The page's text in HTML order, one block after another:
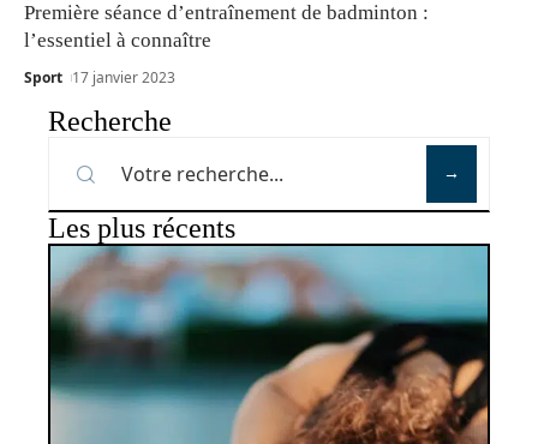
Première séance d’entraînement de badminton :
l’essentiel à connaître
Sport 17 janvier 2023
Recherche
Les plus récents